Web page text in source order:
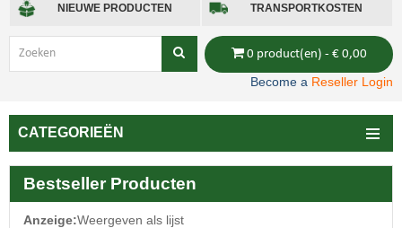
NIEUWE PRODUCTEN TRANSPORTKOSTEN
0 product(en) - € 0,00
Become a Reseller Login
CATEGORIEËN
Bestseller Producten
Anzeige:Weergeven als lijst